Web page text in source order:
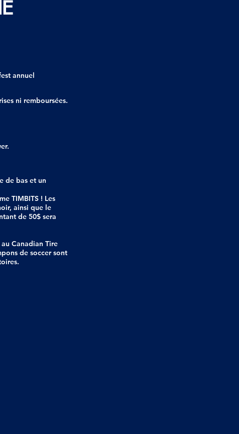
annuel
ni remboursées.
de bas et un
TIMBITS ! Les
ainsi que le
de 50$ sera
Canadian Tire
de soccer sont